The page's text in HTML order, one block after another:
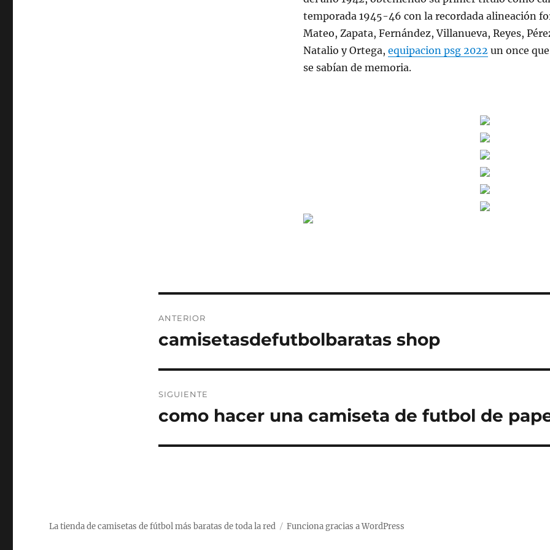
temporada 1945-46 con la recordada alineación
Mateo, Zapata, Fernández, Villanueva, Reyes,
Natalio y Ortega,equipacion psg 2022 un once
se sabían de memoria.
de
ANTERIOR
Entrada
camisetasdefutbolbaratas shop
SIGUIENTE
Entrada
como hacer una camiseta de futbol de
La tienda de camisetas de fútbol más baratas de toda la red Funciona gracias a WordPress